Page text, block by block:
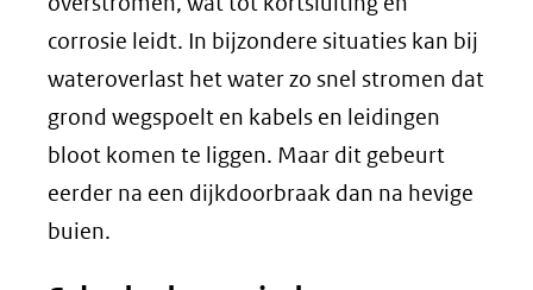
corrosie leidt. In bijzondere situaties kan bij
wateroverlast het water zo snel stromen dat
grond wegspoelt en kabels en leidingen
bloot komen te liggen. Maar dit gebeurt
eerder na een dijkdoorbraak dan na hevige
buien.